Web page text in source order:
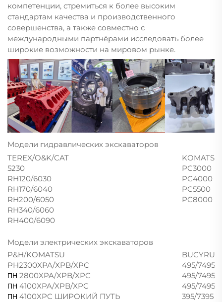
компетенции, стремиться к более высоким
стандартам качества и производственного
совершенства, а также совместно с
международными партнёрами исследовать более
широкие возможности на мировом рынке.
Модели гидравлических экскаваторов
TEREX/O&K/CAT
5230
PC3000
RH120/6030
PC4000
RH170/6040
PC5500
RH200/6050
PC8000
RH340/6060
RH400/6090
Модели электрических экскаваторов
P&H/KOMATSU
BUCYRUS
PH2300XPA/XPB/XPC
495/
ПН 2800XPA/XPB/XPC 495/
ПН 4100XPA/XPB/XPC 495/
ПН 4100XPC ШИРОКИЙ ПУТЬ 395/7395